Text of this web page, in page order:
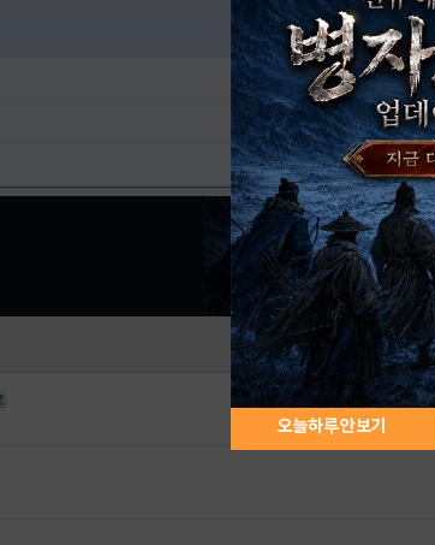
오늘하루 안보기